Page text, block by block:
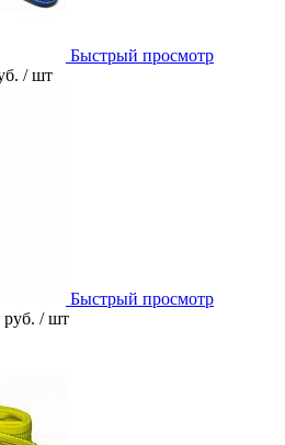
Быстрый просмотр
/ шт
Быстрый просмотр
руб. / шт